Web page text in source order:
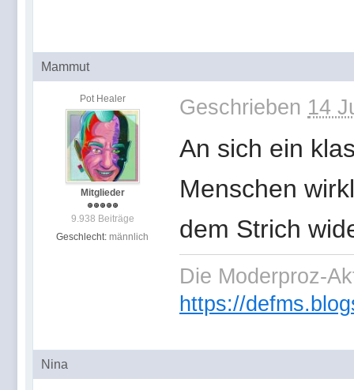
Mammut
Pot Healer
Mitglieder
9.938 Beiträge
Geschlecht: männlich
Geschrieben 14
An sich ein
Menschen
dem Strich
Die Moderproz-
https://
Nina